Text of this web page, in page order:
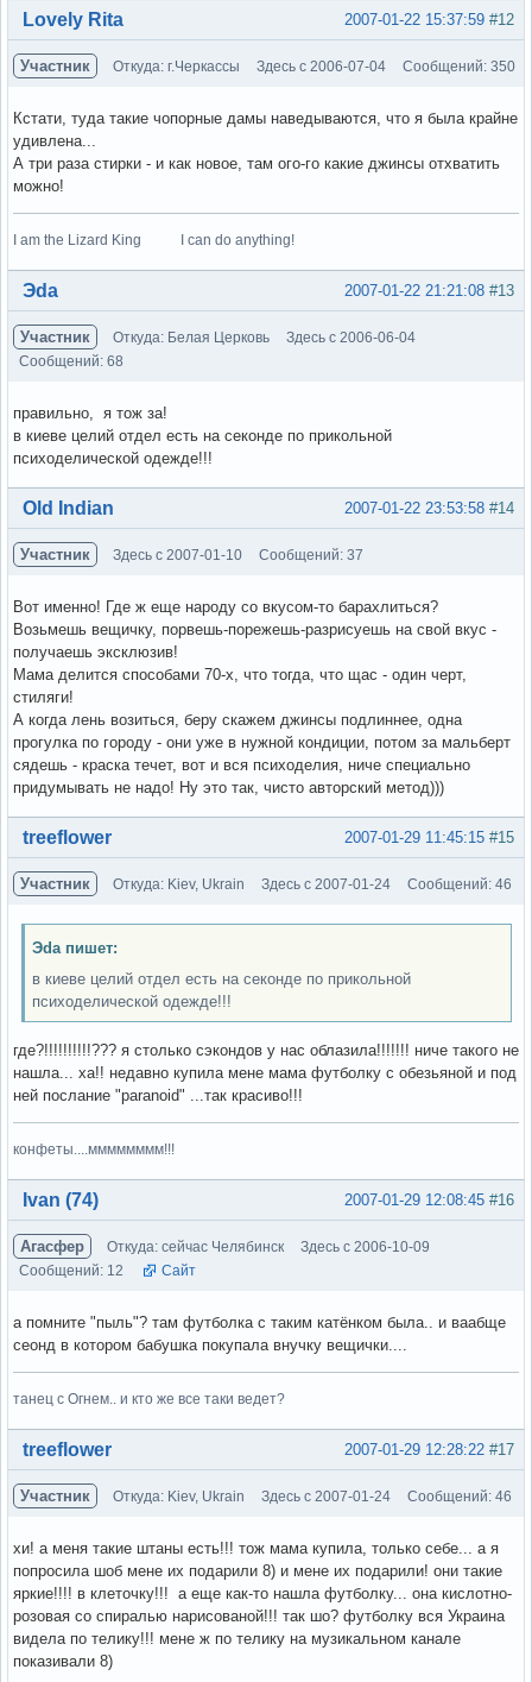
Вне форума #12
2007-01-22 15:37:59
Lovely Rita
Участник Откуда: г.Черкассы Здесь с 2006-07-04 Сообщений: 350
Кстати, туда такие чопорные дамы наведываются, что я была крайне
удивлена...
А три раза стирки - и как новое, там ого-го какие джинсы отхватить
можно!
I am the Lizard King I can do anything!
Вне форума #13
2007-01-22 21:21:08
Эda
Участник Откуда: Белая Церковь
Здесь с 2006-06-04
Сообщений: 68
правильно, я тож за!
в киеве целий отдел есть на секонде по прикольной
психоделической одежде!!!
Вне форума #14
2007-01-22 23:53:58
Old Indian
Участник Здесь с 2007-01-10 Сообщений: 37
Вот именно! Где ж еще народу со вкусом-то барахлиться?
Возьмешь вещичку, порвешь-порежешь-разрисуешь на свой вкус -
получаешь эксклюзив!
Мама делится способами 70-х, что тогда, что щас - один черт,
стиляги!
А когда лень возиться, беру скажем джинсы подлиннее, одна
прогулка по городу - они уже в нужной кондиции, потом за мальберт
сядешь - краска течет, вот и вся психоделия, ниче специально
придумывать не надо! Ну это так, чисто авторский метод)))
Вне форума #15
2007-01-29 11:45:15
treeflower
Участник Откуда: Kiev, Ukrain Здесь с 2007-01-24 Сообщений: 46
Эda пишет:
в киеве целий отдел есть на секонде по прикольной
психоделической одежде!!!
где?!!!!!!!!!!??? я столько сэкондов у нас облазила!!!!!!! ниче такого не
нашла... ха!! недавно купила мене мама футболку с обезьяной и под
ней послание "paranoid" ...так красиво!!!
конфеты....мммммммм!!!
Вне форума #16
2007-01-29 12:08:45
Ivan (74)
Агасфер Откуда: сейчас Челябинск
Здесь с 2006-10-09
Сообщений: 12
Сайт
а помните "пыль"? там футболка с таким катёнком была.. и ваабще
сеонд в котором бабушка покупала внучку вещички....
танец с Огнем.. и кто же все таки ведет?
Вне форума #17
2007-01-29 12:28:22
treeflower
Участник Откуда: Kiev, Ukrain Здесь с 2007-01-24 Сообщений: 46
хи! а меня такие штаны есть!!! тож мама купила, только себе... а я
попросила шоб мене их подарили 8) и мене их подарили! они такие
яркие!!!! в клеточку!!! а еще как-то нашла футболку... она кислотно-
розовая со спиралью нарисованой!!! так шо? футболку вся Украина
видела по телику!!! мене ж по телику на музикальном канале
показивали 8)